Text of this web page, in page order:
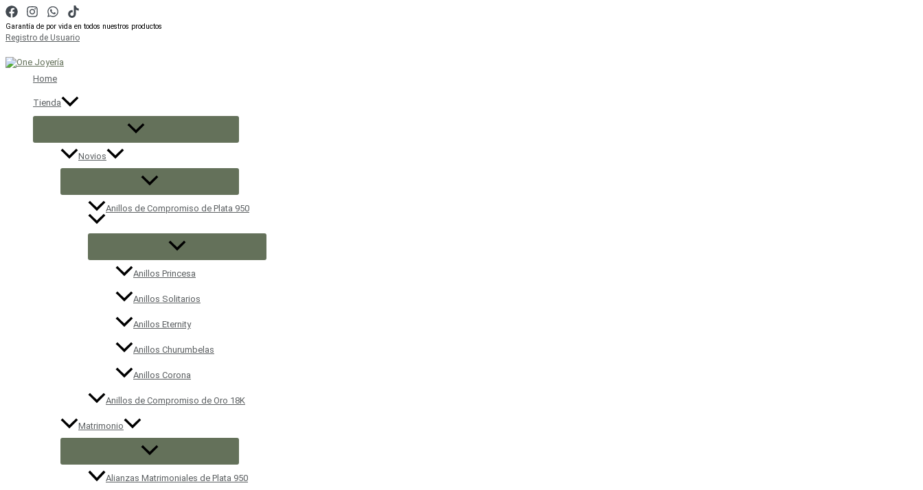
Ir
al
contenido
Garantía de por vida en todos nuestros productos
Registro de Usuario
Home
Tienda
Novios
Anillos de Compromiso de Plata 950
Anillos Princesa
Anillos Solitarios
Anillos Eternity
Anillos Churumbelas
Anillos Corona
Anillos de Compromiso de Oro 18K
Matrimonio
Alianzas Matrimoniales de Plata 950